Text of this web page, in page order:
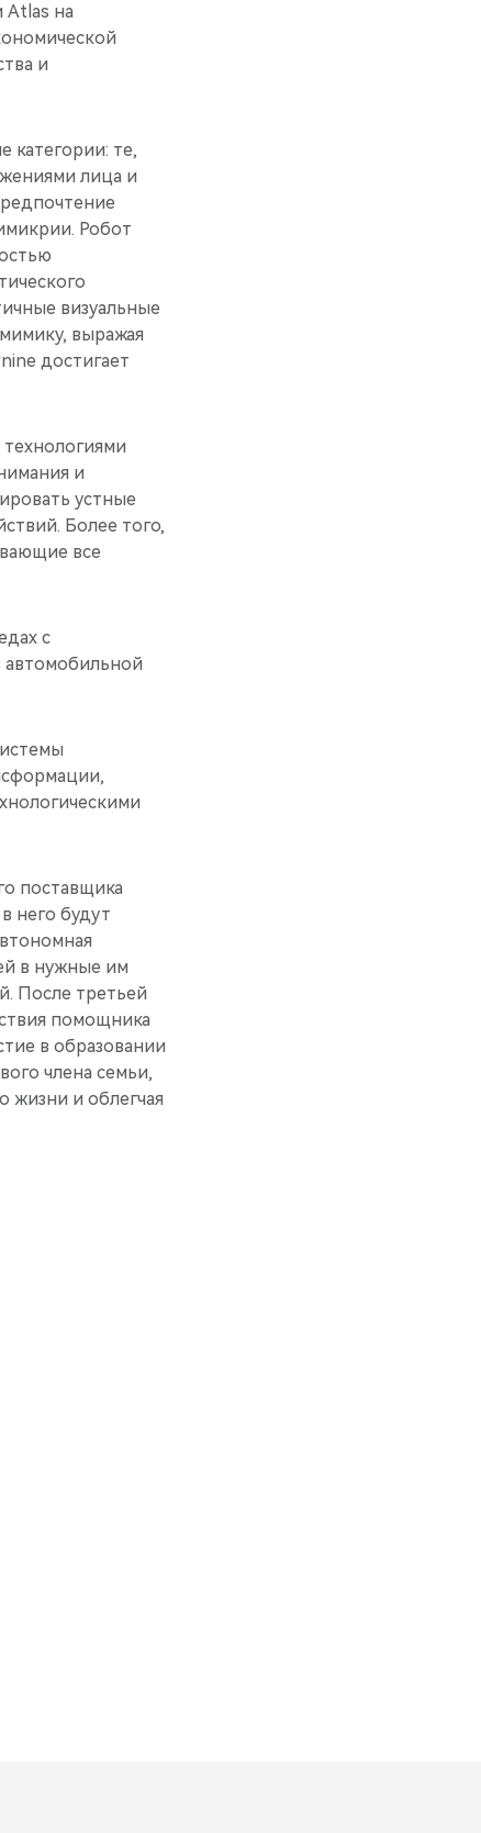
Atlas на
и
категории: те,
лица и
Робот
визуальные
выражая
достигает
и
устные
Более того,
все
с
автомобильной
поставщика
него будут
в нужные им
После третьей
помощника
в образовании
члена семьи,
жизни и облегчая